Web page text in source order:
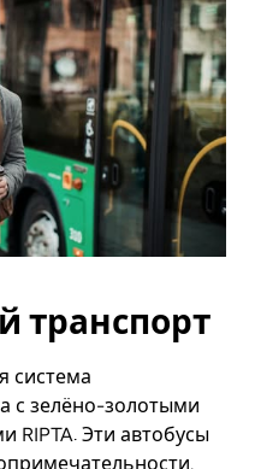
транспорт
система
с зелёно-золотыми
RIPTA. Эти автобусы